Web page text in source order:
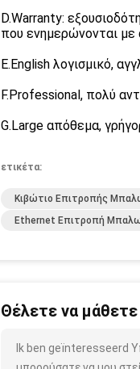
D.Warranty:
που ενημερώνονται
E.English λογισμικό,
F.Professional, πολύ
G.Large απόθεμα,
ετικέτα:
Κιβώτιο Επιτροπής
Ethernet Επιτροπή
Θέλετε να
Ik ben geïnteresseerd